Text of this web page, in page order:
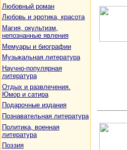
Любовный роман
Любовь и эротика, красота
Магия, окультизм,
непознанные явления
Мемуары и биографии
Музыкальная литература
Научно-популярная
литература
Отдых и развлечения.
Юмор и сатира
Подарочные издания
Познавательная литература
Политика, военная
литература
Поэзия